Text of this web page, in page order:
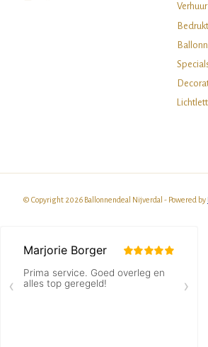
Verhuur
© Copyright 2026 Ballonnendeal Nijverdal - Powered by